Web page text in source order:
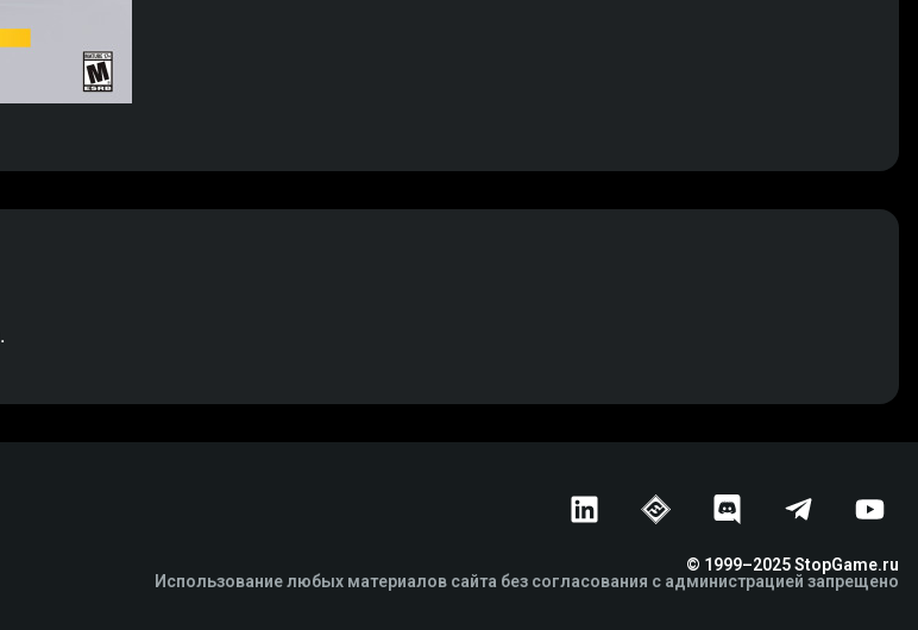
.
© 1999–2025 StopGame.ru
Использование любых материалов сайта без согласования с администрацией запрещено